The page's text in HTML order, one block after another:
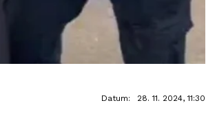
Datum: 28. 11. 2024, 11:30